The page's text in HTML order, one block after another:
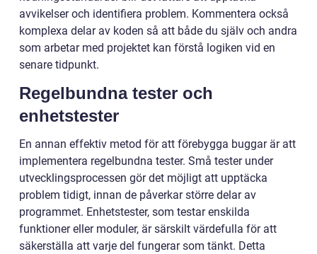
avvikelser och identifiera problem. Kommentera också
komplexa delar av koden så att både du själv och andra
som arbetar med projektet kan förstå logiken vid en
senare tidpunkt.
Regelbundna tester och
enhetstester
En annan effektiv metod för att förebygga buggar är att
implementera regelbundna tester. Små tester under
utvecklingsprocessen gör det möjligt att upptäcka
problem tidigt, innan de påverkar större delar av
programmet. Enhetstester, som testar enskilda
funktioner eller moduler, är särskilt värdefulla för att
säkerställa att varje del fungerar som tänkt. Detta